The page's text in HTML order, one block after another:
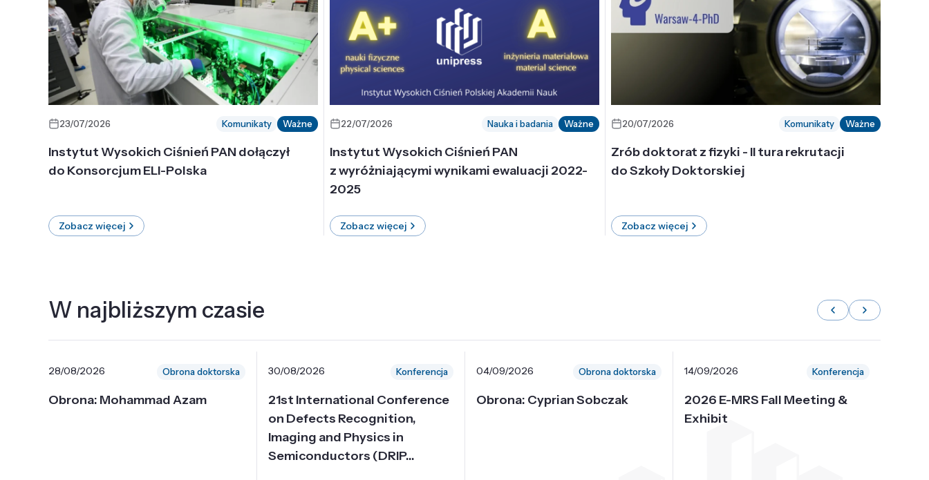
23/07/2026 Komunikaty Ważne
Instytut Wysokich Ciśnień PAN dołączył
do Konsorcjum ELI-Polska
Zobacz więcej
22/07/2026 Nauka i badania Ważne
Instytut Wysokich Ciśnień PAN
z wyróżniającymi wynikami ewaluacji 2022-
2025
Zobacz więcej
20/07/2026 Komunikaty Ważne
Zrób doktorat z fizyki - II tura rekrutacji
do Szkoły Doktorskiej
Zobacz więcej
W najbliższym czasie
28/08/2026 Obrona doktorska
Obrona: Mohammad Azam
30/08/2026 Konferencja
21st International Conference
on Defects Recognition,
Imaging and Physics in
Semiconductors (DRIP...
04/09/2026 Obrona doktorska
Obrona: Cyprian Sobczak
14/09/2026 Konferencja
2026 E-MRS Fall Meeting &
Exhibit